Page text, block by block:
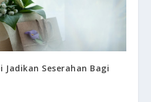
Seserahan Bagi